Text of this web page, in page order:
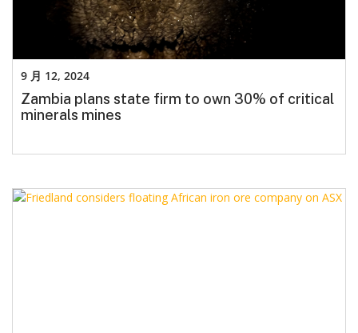
Zambia plans state firm to own 30% of critical
minerals mines
9 月 12, 2024